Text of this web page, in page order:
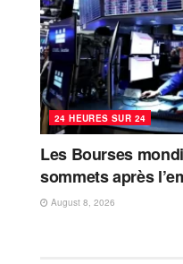
24 HEURES SUR 24
Les Bourses
sommets après
August 8, 2026